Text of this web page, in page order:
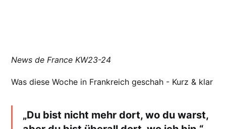
News de France KW23-24
Was diese Woche in Frankreich geschah - Kurz & klar
„Du bist nicht mehr dort, wo du warst,